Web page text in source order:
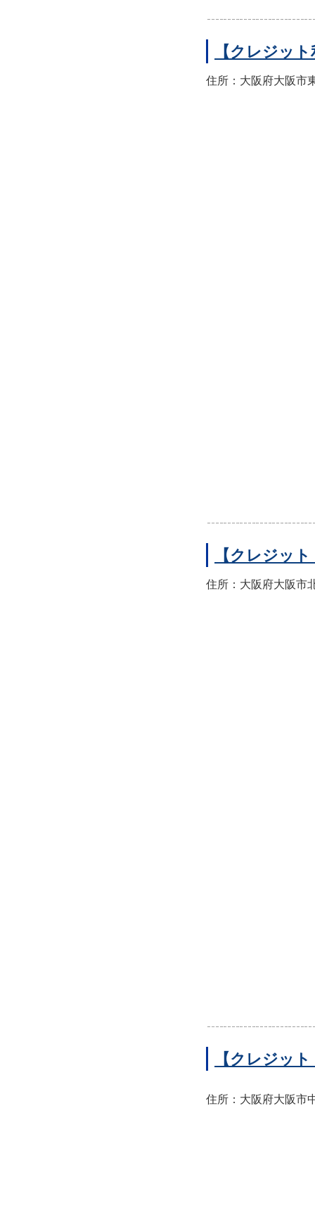
【クレジッ
住所：大阪府大阪市
【クレジッ
住所：大阪府大阪市
【クレジッ
住所：大阪府大阪市